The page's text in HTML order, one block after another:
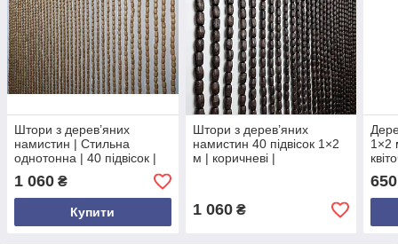
Штори з дерев’яних
намистин | Стильна
однотонна | 40 підвісок |
дерево | дверний отвір
1 060 ₴
Купити
Штори з дерев’яних
намистин 40 підвісок 1×2
м | коричневі |
1 060₴
1×2
650